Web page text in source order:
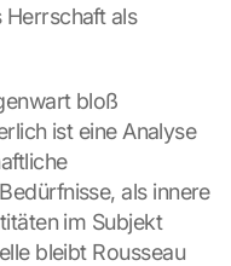
als
bloß
ist eine Analyse
als innere
im Subjekt
bleibt Rousseau